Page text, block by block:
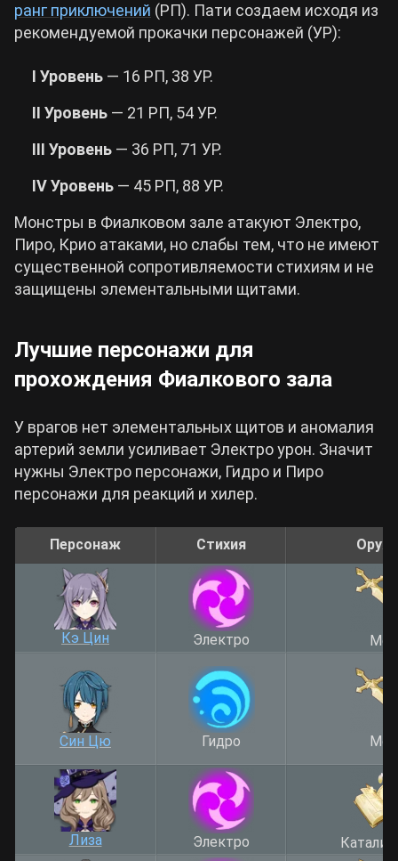
ранг приключений (РП). Пати создаем исходя из
рекомендуемой прокачки персонажей (УР):
I Уровень — 16 РП, 38 УР.
II Уровень — 21 РП, 54 УР.
III Уровень — 36 РП, 71 УР.
IV Уровень — 45 РП, 88 УР.
Монстры в Фиалковом зале атакуют Электро,
Пиро, Крио атаками, но слабы тем, что не имеют
существенной сопротивляемости стихиям и не
защищены элементальными щитами.
Лучшие персонажи для
прохождения Фиалкового зала
У врагов нет элементальных щитов и аномалия
артерий земли усиливает Электро урон. Значит
нужны Электро персонажи, Гидро и Пиро
персонажи для реакций и хилер.
Персонаж Стихия
Кэ Цин Электро Меч
Син Цю Гидро Меч
Лиза Электро